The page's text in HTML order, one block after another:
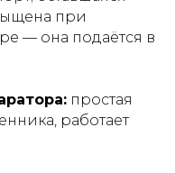
при
— она подаётся в
простая
работает